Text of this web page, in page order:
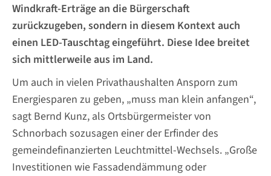
Windkraft-Erträge an die Bürgerschaft
zurückzugeben, sondern in diesem Kontext auch
einen LED-Tauschtag eingeführt. Diese Idee breitet
sich mittlerweile aus im Land.
Um auch in vielen Privathaushalten Ansporn zum
Energiesparen zu geben, „muss man klein anfangen“,
sagt Bernd Kunz, als Ortsbürgermeister von
Schnorbach sozusagen einer der Erfinder des
gemeindefinanzierten Leuchtmittel-Wechsels. „Große
Investitionen wie Fassadendämmung oder